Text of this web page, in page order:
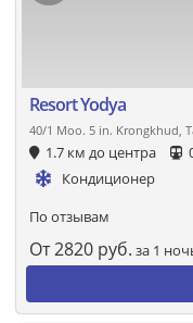
Resort Yodya
40/1 Moo. 5 in. Krongkhud,
1.7 км до центра
Кондиционер
По отзывам
От2820 руб. за 1